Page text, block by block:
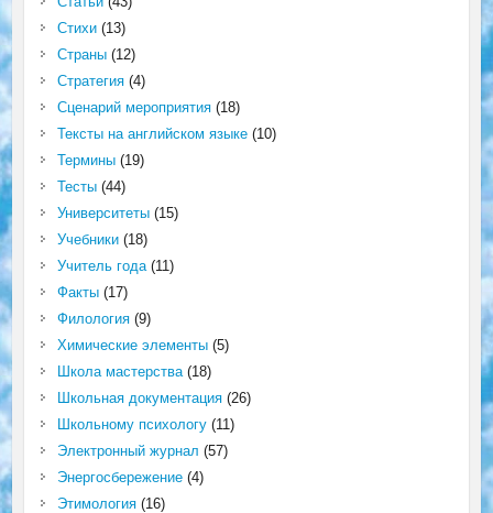
Стихи(13)
Страны(12)
Стратегия(4)
Сценарий мероприятия(18)
Тексты на английском языке(10)
Термины(19)
Тесты(44)
Университеты(15)
Учебники(18)
Учитель года(11)
Факты(17)
Филология(9)
Химические элементы(5)
Школа мастерства(18)
Школьная документация(26)
Школьному психологу(11)
Электронный журнал (57)
Энергосбережение(4)
Этимология(16)